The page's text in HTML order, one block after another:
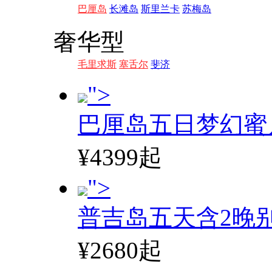
巴厘岛 长滩岛 斯里兰卡 苏梅岛
奢华型
毛里求斯 塞舌尔 斐济
">
巴厘岛五日梦幻
¥4399起
">
普吉岛五天含2晚
¥2680起